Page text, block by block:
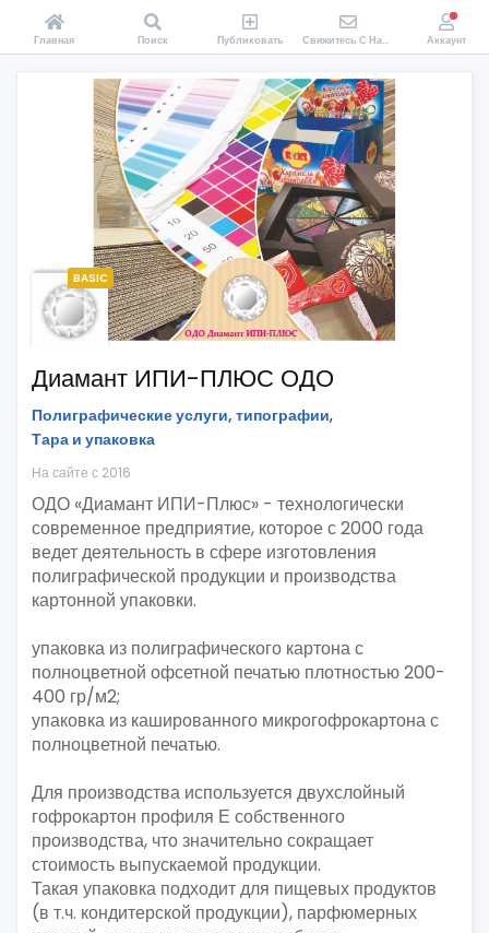
BASIC
Диамант ИПИ-ПЛЮС ОДО
Полиграфические услуги, типографии,
Тара и упаковка
На сайте с 2016
ОДО «Диамант ИПИ-Плюс» - технологически
современное предприятие, которое с 2000 года
ведет деятельность в сфере изготовления
полиграфической продукции и производства
картонной упаковки.
упаковка из полиграфического картона с
полноцветной офсетной печатью плотностью 200-
400 гр/м2;
упаковка из кашированного микрогофрокартона с
полноцветной печатью.
Для производства используется двухслойный
гофрокартон профиля Е собственного
производства, что значительно сокращает
стоимость выпускаемой продукции.
Такая упаковка подходит для пищевых продуктов
(в т.ч. кондитерской продукции), парфюмерных
Главная Поиск Публиковать Свяжитесь С Нами Аккаунт